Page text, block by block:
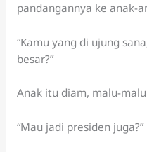
pandangannya ke anak-
“Kamu yang di ujung
besar?”
Anak itu diam, malu-
“Mau jadi presiden juga?”